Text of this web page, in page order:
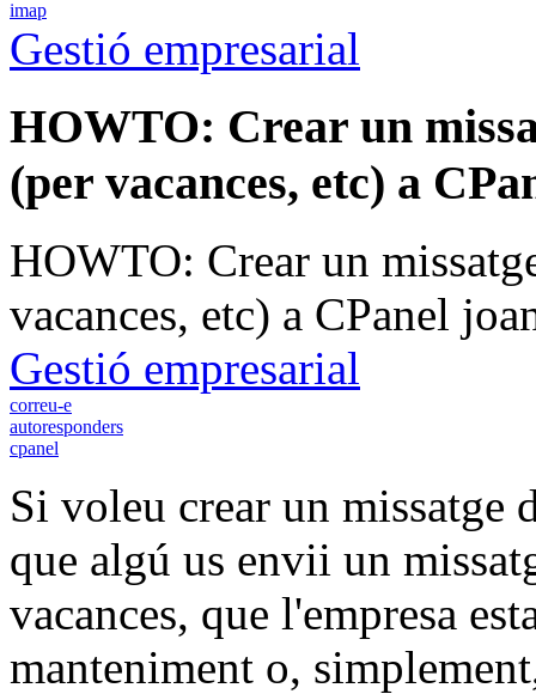
imap
Gestió empresarial
HOWTO: Crear un
(per vacances, etc) a
HOWTO: Crear un
vacances, etc) a CPanel
Gestió empresarial
correu-e
autoresponders
cpanel
Si voleu crear un missatge
que algú us envii un
vacances, que l'empresa
manteniment o,